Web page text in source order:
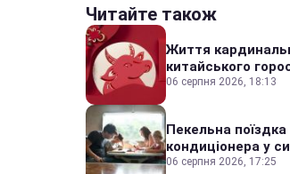
Читайте також
Життя
китайського
06 серпня 2026, 18:13
Пекельна
кондиціонера у
06 серпня 2026, 17:25